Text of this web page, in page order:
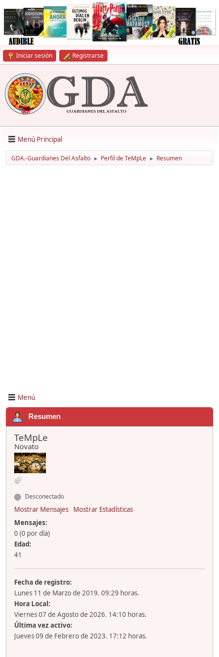
Iniciar sesión Registrarse
Menú Principal
GDA.-Guardianes Del Asfalto ► Perfil de TeMpLe ► Resumen
Menú
Resumen
TeMpLe
Novato
Desconectado
Mostrar Mensajes
Mostrar Estadísticas
Mensajes:
0 (0 por día)
Edad:
41
Fecha de registro:
Lunes 11 de Marzo de 2019. 09:29 horas.
Hora Local:
Viernes 07 de Agosto de 2026. 14:10 horas.
Última vez activo:
Jueves 09 de Febrero de 2023. 17:12 horas.